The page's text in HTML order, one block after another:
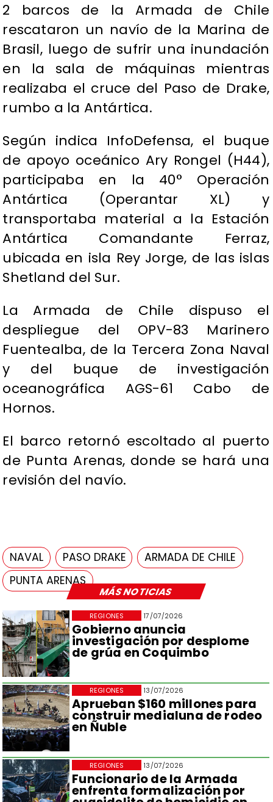
MÁS NOTICIAS
17/07/2026
Gobierno anuncia
investigación por desplome
de grúa en Coquimbo
REGIONES
13/07/2026
Aprueban $160 millones para
construir medialuna de rodeo
en Ñuble
REGIONES
13/07/2026
Funcionario de la Armada
enfrenta formalización por
REGIONES
2 barcos de la Armada de Chile
rescataron un navío de la Marina de
Brasil, luego de sufrir una inundación
en la sala de máquinas mientras
realizaba el cruce del Paso de Drake,
rumbo a la Antártica.
Según indica InfoDefensa, el buque
de apoyo oceánico Ary Rongel (H44),
participaba en la 40° Operación
Antártica (Operantar XL) y
transportaba material a la Estación
Antártica Comandante Ferraz,
ubicada en isla Rey Jorge, de las islas
Shetland del Sur.
La Armada de Chile dispuso el
despliegue del OPV-83 Marinero
Fuentealba, de la Tercera Zona Naval
y del buque de investigación
oceanográfica AGS-61 Cabo de
Hornos.
El barco retornó escoltado al puerto
de Punta Arenas, donde se hará una
revisión del navío.
NAVAL PASO DRAKE
ARMADA DE CHILE
PUNTA ARENAS